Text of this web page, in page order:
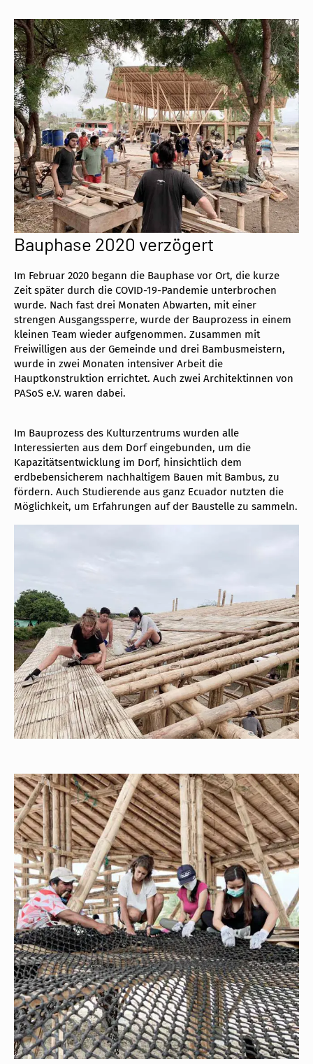
Bauphase 2020 verzögert
Im Februar 2020 begann die Bauphase vor Ort, die kurze
Zeit später durch die COVID-19-Pandemie unterbrochen
wurde. Nach fast drei Monaten Abwarten, mit einer
strengen Ausgangssperre, wurde der Bauprozess in einem
kleinen Team wieder aufgenommen. Zusammen mit
Freiwilligen aus der Gemeinde und drei Bambusmeistern,
wurde in zwei Monaten intensiver Arbeit die
Hauptkonstruktion errichtet. Auch zwei Architektinnen von
PASoS e.V. waren dabei.
Im Bauprozess des Kulturzentrums wurden alle
Interessierten aus dem Dorf eingebunden, um die
Kapazitätsentwicklung im Dorf, hinsichtlich dem
erdbebensicherem nachhaltigem Bauen mit Bambus, zu
fördern. Auch Studierende aus ganz Ecuador nutzten die
Möglichkeit, um Erfahrungen auf der Baustelle zu sammeln.